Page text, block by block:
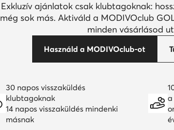
Exkluzív ajánlatok csak klubtagoknak:
még sok más. Aktiváld a MODIVOclub
minden vásárlásod
Használd a MODIVOclub-ot
30 napos visszaküldés
klubtagoknak
14 napos visszaküldés mindenki
másnak
a